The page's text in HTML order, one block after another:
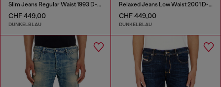
Slim Jeans Regular Waist 1993 D-Vyl
CHF 449,00
DUNKELBLAU
Relaxed Jeans Low Waist 2001 D-Macro
CHF 449,00
DUNKELBLAU